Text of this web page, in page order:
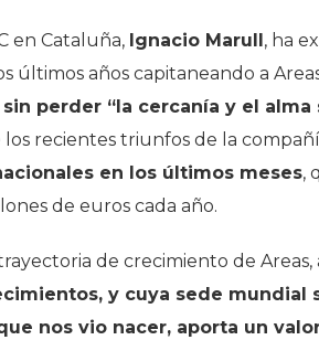
en Cataluña, Ignacio Marull, ha
últimos años capitaneando a
perder “la cercanía y el
recientes triunfos de la
en los últimos meses,
de euros cada año.
de crecimiento de
y cuya sede mundial
nos vio nacer, aporta un